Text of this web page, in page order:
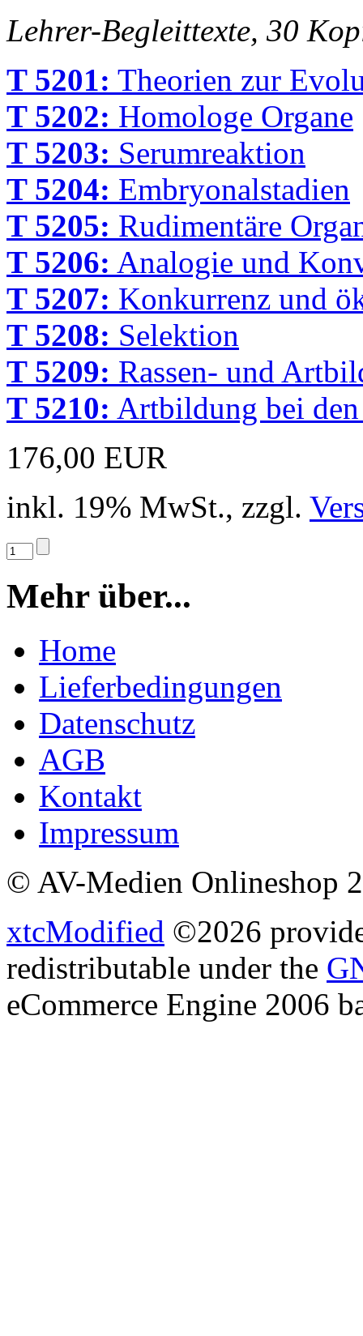
Lehrer-Begleittexte, 30
T 5201: Theorien zur
T 5202: Homologe Organe
T 5203: Serumreaktion
T 5204: Embryonalstadien
T 5205: Rudimentäre
T 5206: Analogie und
T 5207: Konkurrenz und
T 5208: Selektion
T 5209: Rassen- und
T 5210: Artbildung bei
176,00 EUR
inkl. 19% MwSt., zzgl.
Mehr über...
Home
Lieferbedingungen
Datenschutz
AGB
Kontakt
Impressum
© AV-Medien Onlineshop
xtcModified ©2026
redistributable under the
eCommerce Engine 2006